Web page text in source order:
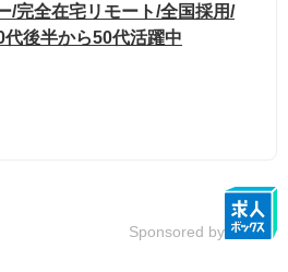
/完全在宅リモート/全国採用/
後半から50代活躍中
Sponsored by